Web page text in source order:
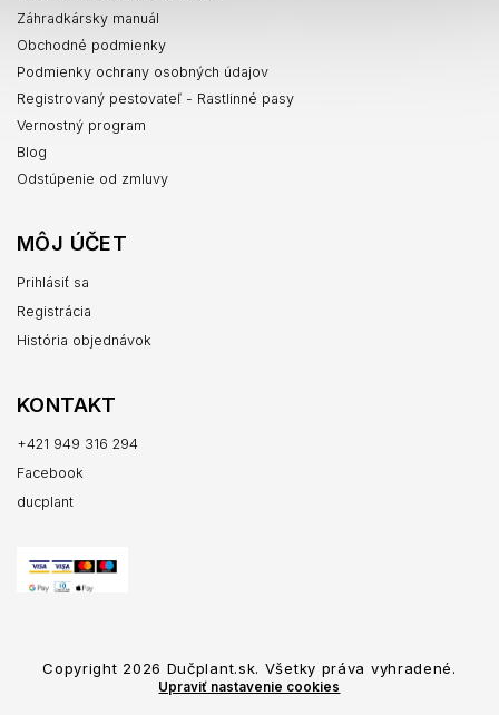
Záhradkársky manuál
Obchodné podmienky
Podmienky ochrany osobných údajov
Registrovaný pestovateľ - Rastlinné pasy
Vernostný program
Blog
Odstúpenie od zmluvy
MÔJ ÚČET
Prihlásiť sa
Registrácia
História objednávok
KONTAKT
+421 949 316 294
Facebook
ducplant
Copyright 2026 Dučplant.sk. Všetky práva vyhradené.
Upraviť nastavenie cookies